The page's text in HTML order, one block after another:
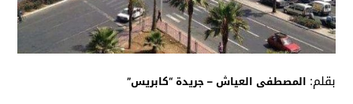
بقلم: المصطفى العياش – جريدة “كابريس”